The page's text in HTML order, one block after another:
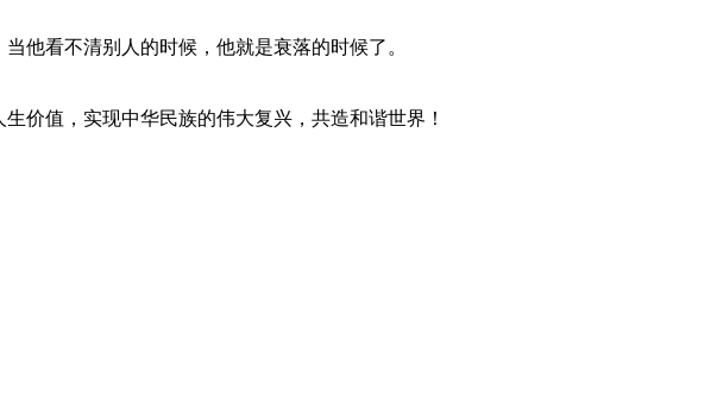
他看不清别人的时候，他就是衰落的时候了。
价值，实现中华民族的伟大复兴，共造和谐世界！